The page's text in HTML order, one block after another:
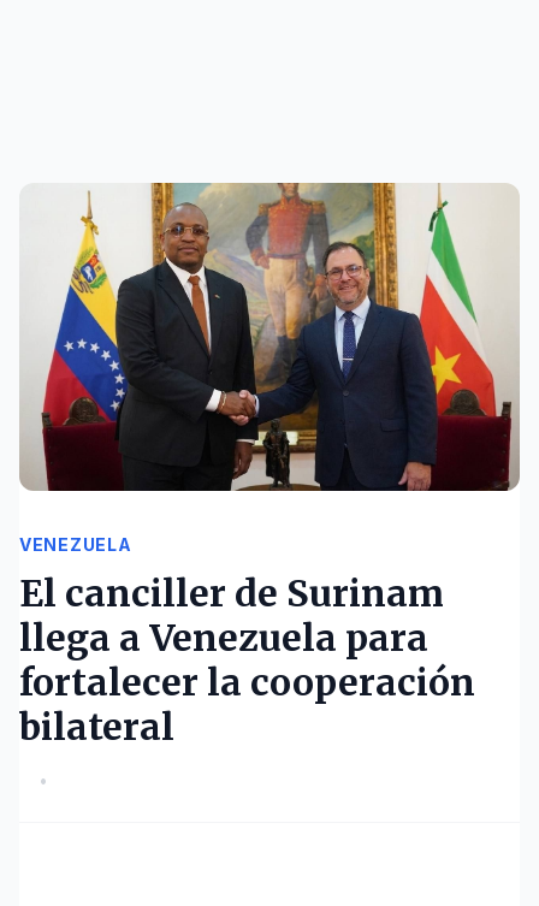
VENEZUELA
El canciller de Surinam
llega a Venezuela para
fortalecer la cooperación
bilateral
•